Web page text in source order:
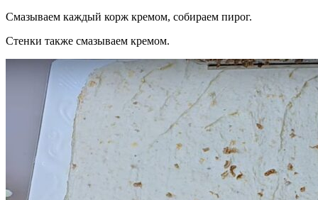
Смазываем каждый корж кремом, собираем пирог.
Стенки также смазываем кремом.